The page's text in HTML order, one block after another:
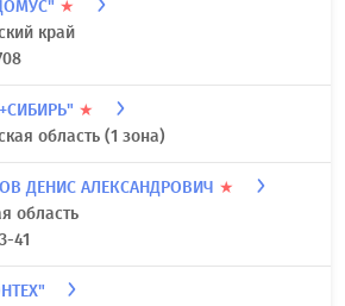
★
край
★
область (1 зона)
ДЕНИС АЛЕКСАНДРОВИЧ ★
область
41